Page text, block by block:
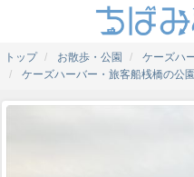
トップ お散歩・公園
ケーズハ
ケーズハーバー・旅客船桟橋の公